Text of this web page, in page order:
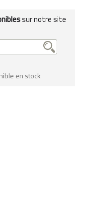
sur notre site
en stock